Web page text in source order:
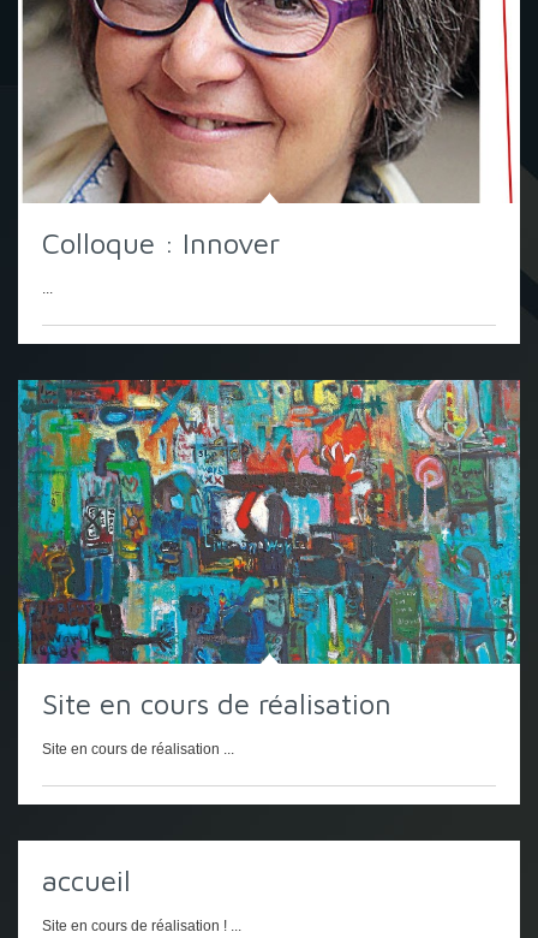
Colloque : Innover
...
Site en cours de réalisation
Site en cours de réalisation ...
accueil
Site en cours de réalisation ! ...